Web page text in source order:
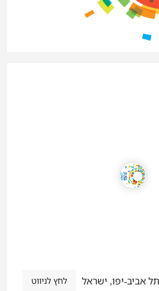
לחץ לניווט